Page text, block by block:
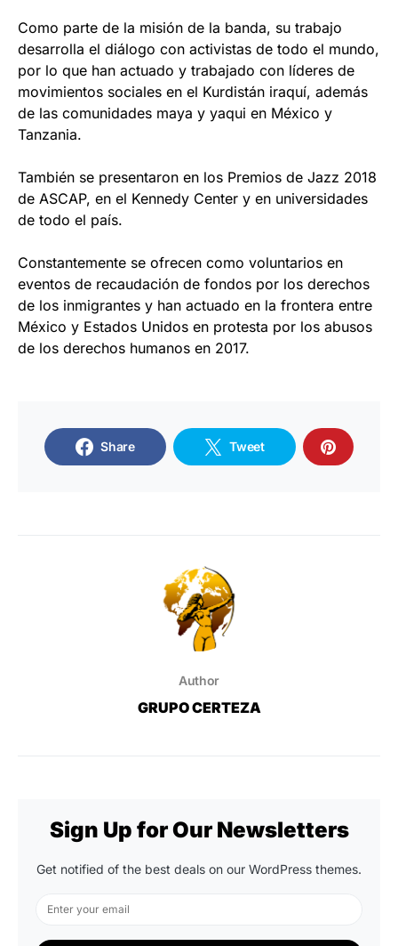
Como parte de la misión de la banda, su trabajo
desarrolla el diálogo con activistas de todo el mundo,
por lo que han actuado y trabajado con líderes de
movimientos sociales en el Kurdistán iraquí, además
de las comunidades maya y yaqui en México y
Tanzania.
También se presentaron en los Premios de Jazz 2018
de ASCAP, en el Kennedy Center y en universidades
de todo el país.
Constantemente se ofrecen como voluntarios en
eventos de recaudación de fondos por los derechos
de los inmigrantes y han actuado en la frontera entre
México y Estados Unidos en protesta por los abusos
de los derechos humanos en 2017.
Share Tweet
Author
GRUPO CERTEZA
Sign Up for Our Newsletters
Get notified of the best deals on our WordPress themes.